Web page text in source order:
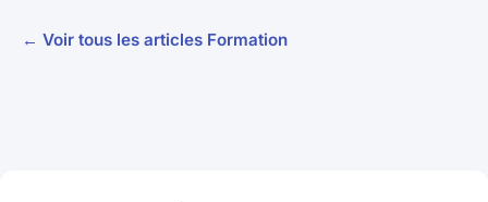
← Voir tous les articles Formation